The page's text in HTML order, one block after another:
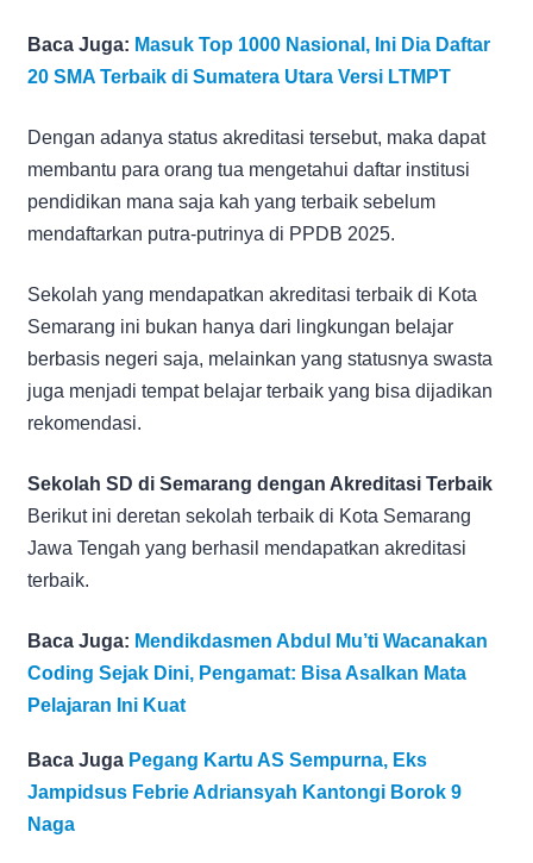
Baca Juga: Masuk Top 1000 Nasional, Ini Dia Daftar
20 SMA Terbaik di Sumatera Utara Versi LTMPT
Dengan adanya status akreditasi tersebut, maka dapat
membantu para orang tua mengetahui daftar institusi
pendidikan mana saja kah yang terbaik sebelum
mendaftarkan putra-putrinya di PPDB 2025.
Sekolah yang mendapatkan akreditasi terbaik di Kota
Semarang ini bukan hanya dari lingkungan belajar
berbasis negeri saja, melainkan yang statusnya swasta
juga menjadi tempat belajar terbaik yang bisa dijadikan
rekomendasi.
Sekolah SD di Semarang dengan Akreditasi Terbaik
Berikut ini deretan sekolah terbaik di Kota Semarang
Jawa Tengah yang berhasil mendapatkan akreditasi
terbaik.
Baca Juga: Mendikdasmen Abdul Mu’ti Wacanakan
Coding Sejak Dini, Pengamat: Bisa Asalkan Mata
Pelajaran Ini Kuat
Baca Juga Pegang Kartu AS Sempurna, Eks
Jampidsus Febrie Adriansyah Kantongi Borok 9
Naga